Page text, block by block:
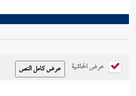
عرض الحاشية